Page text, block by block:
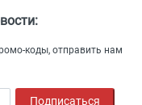
коды, отправить нам
Подписаться